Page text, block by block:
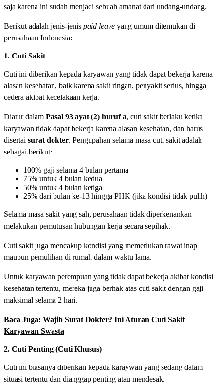
saja karena ini sudah menjadi sebuah amanat dari undang-undang.
Berikut adalah jenis-jenis paid leave yang umum ditemukan di
perusahaan Indonesia:
1. Cuti Sakit
Cuti ini diberikan kepada karyawan yang tidak dapat bekerja karena
alasan kesehatan, baik karena sakit ringan, penyakit serius, hingga
cedera akibat kecelakaan kerja.
Diatur dalam Pasal 93 ayat (2) huruf a, cuti sakit berlaku ketika
karyawan tidak dapat bekerja karena alasan kesehatan, dan harus
disertai surat dokter. Pengupahan selama masa cuti sakit adalah
sebagai berikut:
100% gaji selama 4 bulan pertama
75% untuk 4 bulan kedua
50% untuk 4 bulan ketiga
25% dari bulan ke-13 hingga PHK (jika kondisi tidak pulih)
Selama masa sakit yang sah, perusahaan tidak diperkenankan
melakukan pemutusan hubungan kerja secara sepihak.
Cuti sakit juga mencakup kondisi yang memerlukan rawat inap
maupun pemulihan di rumah dalam waktu lama.
Untuk karyawan perempuan yang tidak dapat bekerja akibat kondisi
kesehatan tertentu, mereka juga berhak atas cuti sakit dengan gaji
maksimal selama 2 hari.
Baca Juga: Wajib Surat Dokter? Ini Aturan Cuti Sakit
Karyawan Swasta
2. Cuti Penting (Cuti Khusus)
Cuti ini biasanya diberikan kepada karaywan yang sedang dalam
situasi tertentu dan dianggap penting atau mendesak.